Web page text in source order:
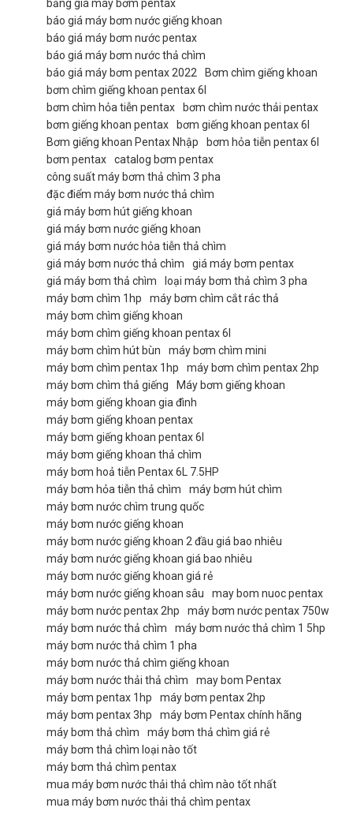
bảng giá máy bơm pentax
báo giá máy bơm nước giếng khoan
báo giá máy bơm nước pentax
báo giá máy bơm nước thả chìm
báo giá máy bơm pentax 2022
Bơm chìm giếng khoan
bơm chìm giếng khoan pentax 6l
bơm chìm hỏa tiễn pentax
bơm chìm nước thải pentax
bơm giếng khoan pentax
bơm giếng khoan pentax 6l
Bơm giếng khoan Pentax Nhập
bơm hỏa tiễn pentax 6l
bơm pentax
catalog bơm pentax
công suất máy bơm thả chìm 3 pha
đặc điểm máy bơm nước thả chìm
giá máy bơm hút giếng khoan
giá máy bơm nước giếng khoan
giá máy bơm nước hỏa tiễn thả chìm
giá máy bơm nước thả chìm
giá máy bơm pentax
giá máy bơm thả chìm
loại máy bơm thả chìm 3 pha
máy bơm chìm 1hp
máy bơm chìm cắt rác thả
máy bơm chìm giếng khoan
máy bơm chìm giếng khoan pentax 6l
máy bơm chìm hút bùn
máy bơm chìm mini
máy bơm chìm pentax 1hp
máy bơm chìm pentax 2hp
máy bơm chìm thả giếng
Máy bơm giếng khoan
máy bơm giếng khoan gia đình
máy bơm giếng khoan pentax
máy bơm giếng khoan pentax 6l
máy bơm giếng khoan thả chìm
máy bơm hoả tiễn Pentax 6L 7.5HP
máy bơm hỏa tiễn thả chìm
máy bơm hút chìm
máy bơm nước chìm trung quốc
máy bơm nước giếng khoan
máy bơm nước giếng khoan 2 đầu giá bao nhiêu
máy bơm nước giếng khoan giá bao nhiêu
máy bơm nước giếng khoan giá rẻ
máy bơm nước giếng khoan sâu
may bom nuoc pentax
máy bơm nước pentax 2hp
máy bơm nước pentax 750w
máy bơm nước thả chìm
máy bơm nước thả chìm 1 5hp
máy bơm nước thả chìm 1 pha
máy bơm nước thả chìm giếng khoan
máy bơm nước thải thả chìm
may bom Pentax
máy bơm pentax 1hp
máy bơm pentax 2hp
máy bơm pentax 3hp
máy bơm Pentax chính hãng
máy bơm thả chìm
máy bơm thả chìm giá rẻ
máy bơm thả chìm loại nào tốt
máy bơm thả chìm pentax
mua máy bơm nước thải thả chìm nào tốt nhất
mua máy bơm nước thải thả chìm pentax